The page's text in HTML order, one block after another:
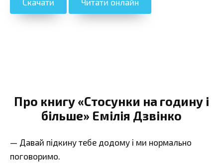
Скачати Читати онлайн
Про книгу «Стосунки на годину і
більше» Емілія Дзвінко
— Давай підкину тебе додому і ми нормально
поговоримо.